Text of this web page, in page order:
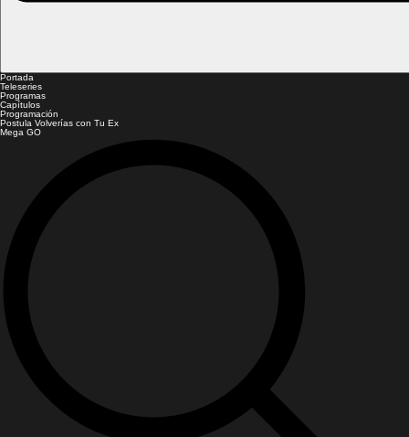
Portada
Teleseries
Programas
Capítulos
Programación
Postula Volverías con Tu Ex
Mega GO